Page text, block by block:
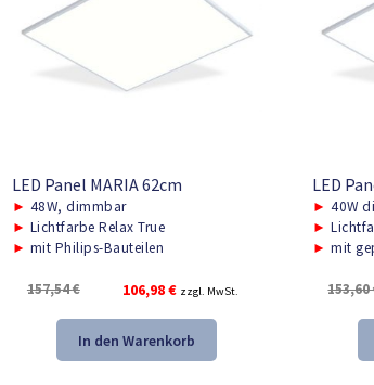
LED Panel MARIA 62cm
► 48W, dimmbar
► Lichtfarbe Relax True
► mit Philips-Bauteilen
157,54€
Ursprünglicher
war:
157,54 €
106,98€Aktueller
ist:
106,98 €.
zzgl. MwSt.
In den Warenkorb
LED
► 40W
►
► mit
153,60